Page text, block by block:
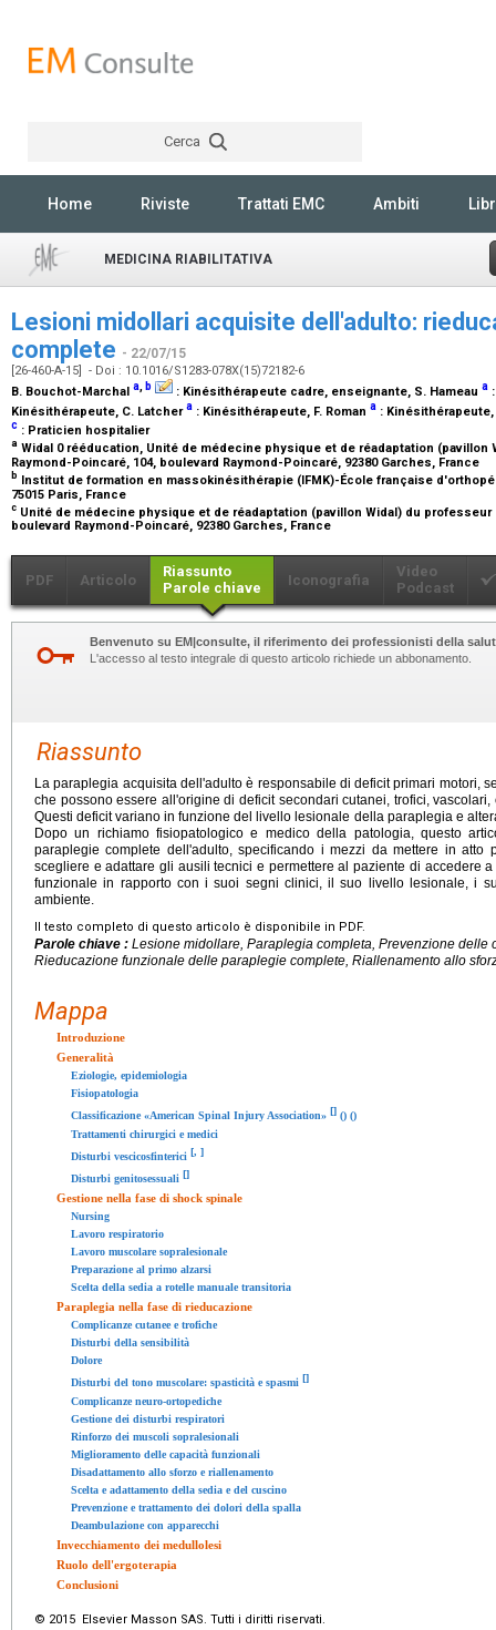
Cerca
Home Riviste Trattati EMC Ambiti
MEDICINA RIABILITATIVA
Lesioni midollari acquisite dell'adulto:
complete - 22/07/15
[26-460-A-15] - Doi : 10.1016/S1283-078X(15)72182-6
B. Bouchot-Marchal a, b : Kinésithérapeute cadre, enseignante, S. Hameau a
Kinésithérapeute, C. Latchera : Kinésithérapeute, F. Roman a : Kinésithérapeute
c : Praticien hospitalier
a Widal 0 rééducation, Unité de médecine physique et de réadaptation (pavillon
Raymond-Poincaré, 104, boulevard Raymond-Poincaré, 92380 Garches, France
b Institut de formation en massokinésithérapie (IFMK)-École française
75015 Paris, France
c Unité de médecine physique et de réadaptation (pavillon Widal) du professeur
boulevard Raymond-Poincaré, 92380 Garches, France
PDF Articolo
Riassunto
Parole chiave
Iconografia
Video
Podcast
Benvenuto su EM|consulte, il riferimento dei professionisti della
L'accesso al testo integrale di questo articolo richiede un abbonamento.
Riassunto
La paraplegia acquisita dell'adulto è responsabile di deficit primari motori,
che possono essere all'origine di deficit secondari cutanei, trofici,
Questi deficit variano in funzione del livello lesionale della paraplegia e
Dopo un richiamo fisiopatologico e medico della patologia, questo
paraplegie complete dell'adulto, specificando i mezzi da mettere in atto
scegliere e adattare gli ausili tecnici e permettere al paziente di accedere
funzionale in rapporto con i suoi segni clinici, il suo livello lesionale, i
ambiente.
Il testo completo di questo articolo è disponibile in PDF.
Parole chiave : Lesione midollare, Paraplegia completa, Prevenzione
Rieducazione funzionale delle paraplegie complete, Riallenamento allo
Mappa
Introduzione
Generalità
Eziologie, epidemiologia
Fisiopatologia
Classificazione «American Spinal Injury Association» [] () ()
Trattamenti chirurgici e medici
Disturbi vescicosfinterici [, ]
Disturbi genitosessuali []
Gestione nella fase di shock spinale
Nursing
Lavoro respiratorio
Lavoro muscolare sopralesionale
Preparazione al primo alzarsi
Scelta della sedia a rotelle manuale transitoria
Paraplegia nella fase di rieducazione
Complicanze cutanee e trofiche
Disturbi della sensibilità
Dolore
Disturbi del tono muscolare: spasticità e spasmi []
Complicanze neuro-ortopediche
Gestione dei disturbi respiratori
Rinforzo dei muscoli sopralesionali
Miglioramento delle capacità funzionali
Disadattamento allo sforzo e riallenamento
Scelta e adattamento della sedia e del cuscino
Prevenzione e trattamento dei dolori della spalla
Deambulazione con apparecchi
Invecchiamento dei medullolesi
Ruolo dell'ergoterapia
Conclusioni
© 2015 Elsevier Masson SAS. Tutti i diritti riservati.